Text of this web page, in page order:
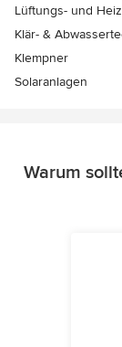
Lüftungs- und
Klär- &
Klempner
Solaranlagen
Warum